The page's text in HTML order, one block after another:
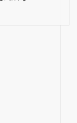
沂东油画艺术展